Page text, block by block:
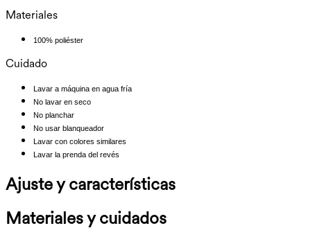
Materiales
100% poliéster
Cuidado
Lavar a máquina en agua fría
No lavar en seco
No planchar
No usar blanqueador
Lavar con colores similares
Lavar la prenda del revés
Ajuste y características
Materiales y cuidados